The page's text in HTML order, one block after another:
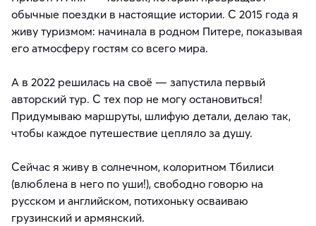
обычные поездки в настоящие истории. С 2015 года я
живу туризмом: начинала в родном Питере, показывая
его атмосферу гостям со всего мира.
А в 2022 решилась на своё — запустила первый
авторский тур. С тех пор не могу остановиться!
Придумываю маршруты, шлифую детали, делаю так,
чтобы каждое путешествие цепляло за душу.
Сейчас я живу в солнечном, колоритном Тбилиси
(влюблена в него по уши!), свободно говорю на
русском и английском, потихоньку осваиваю
грузинский и армянский.